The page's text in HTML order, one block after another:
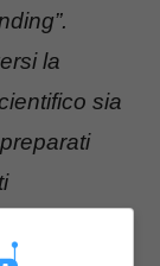
la
sia